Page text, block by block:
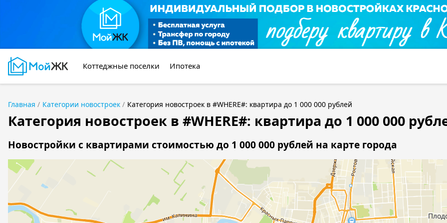
Коттеджные поселки Ипотека
Главная Категории новостроек Категория новостроек в #WHERE#: квартира до 1 000 000 рублей
Категория новостроек в #WHERE#: квартира до 1 000 000
Новостройки с квартирами стоимостью до 1 000 000 рублей на карте города